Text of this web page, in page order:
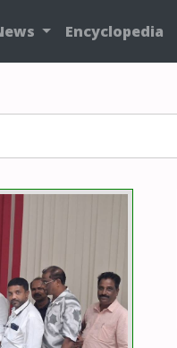
Encyclopedia